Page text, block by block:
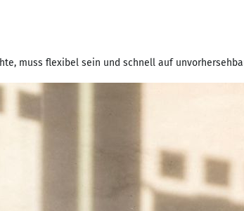
muss flexibel sein und schnell auf